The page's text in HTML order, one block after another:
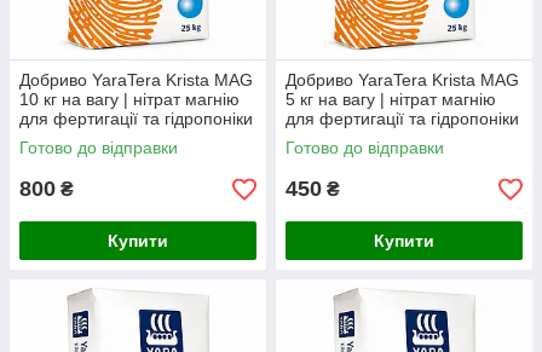
Добриво YaraTera Krista MAG
10 кг на вагу | нітрат магнію
для фертигації та гідропоніки
Готово до відправки
800 ₴
Купити
Добриво YaraTera Krista MAG
5 кг на вагу | нітрат магнію
для фертигації та гідропоніки
Готово до відправки
450 ₴
Купити